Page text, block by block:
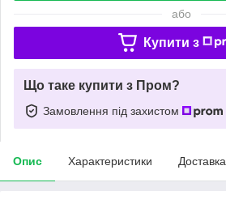
або
Купити з
Що таке купити з Пром?
Замовлення під захистом
Опис Характеристики Доставка